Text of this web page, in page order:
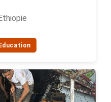
Education